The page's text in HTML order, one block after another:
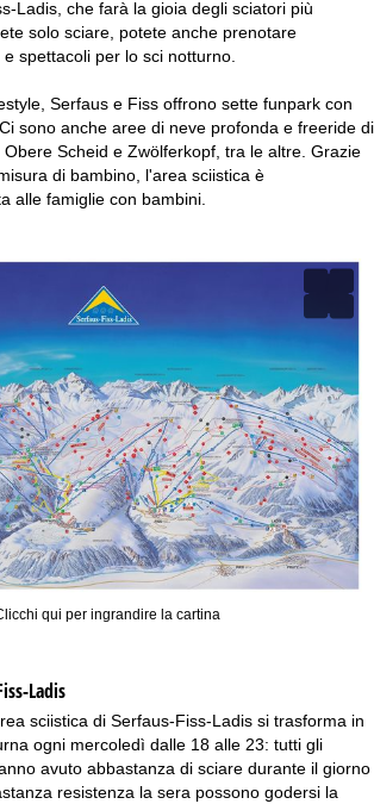
Ladis, che farà la gioia degli sciatori più
solo sciare, potete anche prenotare
spettacoli per lo sci notturno.
Serfaus e Fiss offrono sette funpark con
sono anche aree di neve profonda e freeride di
Scheid e Zwölferkopf, tra le altre. Grazie
di bambino, l'area sciistica è
alle famiglie con bambini.
qui per ingrandire la cartina
Ladis
sciistica di Serfaus-Fiss-Ladis si trasforma in
ogni mercoledì dalle 18 alle 23: tutti gli
avuto abbastanza di sciare durante il giorno
resistenza la sera possono godersi la